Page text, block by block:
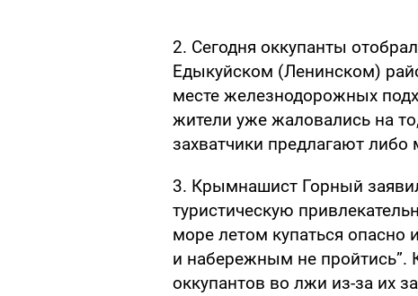
2. Сегодня оккупанты
Едыкуйском (Ленинском)
месте железнодорожных
жители уже жаловались на
захватчики предлагают
3. Крымнашист Горный
туристическую
море летом купаться опасно
и набережным не пройтись”.
оккупантов во лжи из-за их